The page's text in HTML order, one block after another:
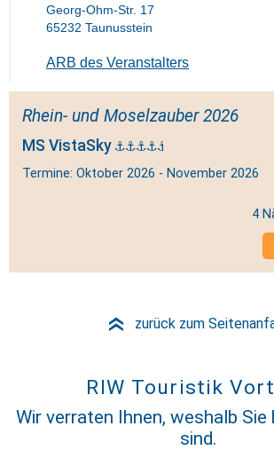
Georg-Ohm-Str. 17
65232 Taunusstein
ARB des Veranstalters
Rhein- und Moselzauber 2026
MS VistaSky
Termine: Oktober 2026 - November 2026
4
» zurück zum
RIW Touristik
Wir verraten Ihnen, weshalb Sie
sind.